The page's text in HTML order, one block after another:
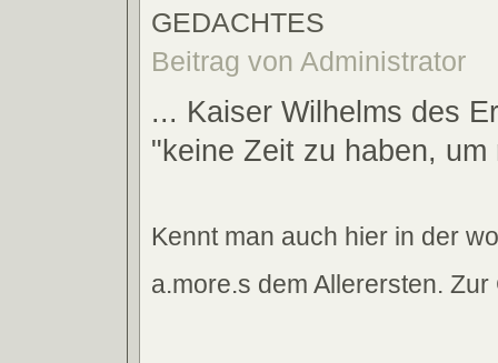
GEDACHTES
Beitrag von Administrator
... Kaiser Wilhelms des
"keine Zeit zu haben,
Kennt man auch hier in der
a.more.s dem Allerersten. Zur